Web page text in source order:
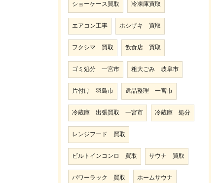
ショーケース買取 冷凍庫買取
エアコン工事 ホシザキ 買取
フクシマ 買取 飲食店 買取
ゴミ処分 一宮市 粗大ごみ 岐阜市
片付け 羽島市 遺品整理 一宮市
冷蔵庫 出張買取 一宮市 冷蔵庫 処分
レンジフード 買取
ビルトインコンロ 買取 サウナ 買取
パワーラック 買取 ホームサウナ